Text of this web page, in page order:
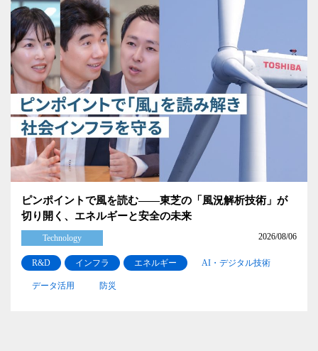
ピンポイントで風を読む――東芝の「風況解析技術」が
切り開く、エネルギーと安全の未来
2026/08/06
Technology
R&D インフラ エネルギー AI・デジタル技術
データ活用 防災